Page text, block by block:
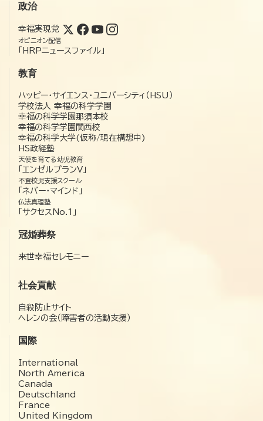
政治
幸福実現党
オピニオン配信
「HRPニュースファイル」
教育
ハッピー・サイエンス・ユニバーシティ（HSU）
学校法人 幸福の科学学園
幸福の科学学園那須本校
幸福の科学学園関西校
幸福の科学大学(仮称/現在構想中)
HS政経塾
天使を育てる幼児教育
「エンゼルプランV」
不登校児支援スクール
「ネバー・マインド」
仏法真理塾
「サクセスNo.1」
冠婚葬祭
来世幸福セレモニー
社会貢献
自殺防止サイト
ヘレンの会（障害者の活動支援）
国際
International
North America
Canada
Deutschland
France
United Kingdom